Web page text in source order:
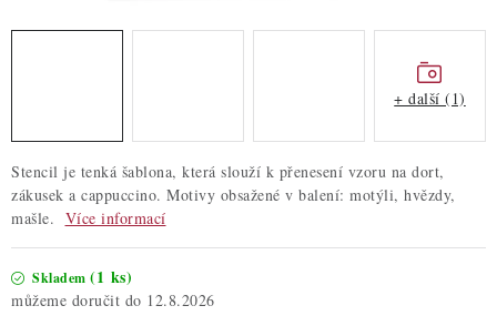
NOVÉ ZBOŽÍ
Nepřevzetí zásilky na dobírku
Obchodní podmínky
Hodnocení obchodu
Blog
Moje objednávka
Podmínky ochrany osobních údajů
Stencil je tenká šablona, která slouží k přenesení vzoru na dort,
zákusek a cappuccino. Motivy obsažené v balení: motýli, hvězdy,
mašle. Více informací
Skladem (1 ks)
12.8.2026
+ další (1)